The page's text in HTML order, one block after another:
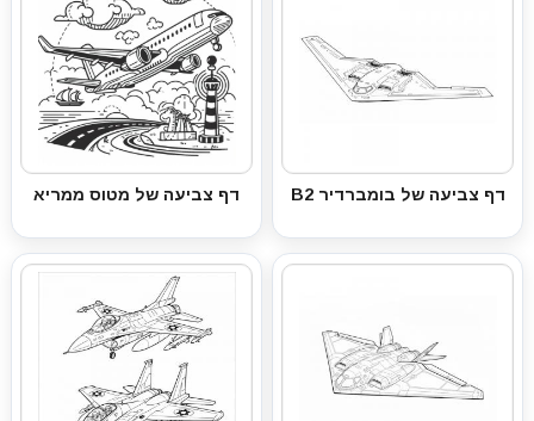
דף צביעה של בומברדיר B2 דף צביעה של מטוס ממריא